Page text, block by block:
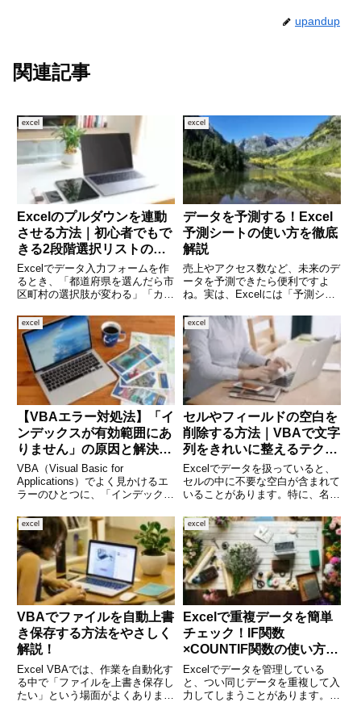
upandup
関連記事
excel
Excelのプルダウンを連動
させる方法｜初心者でもで
きる2段階選択リストの作
り方
Excelでデータ入力フォームを作
るとき、「都道府県を選んだら市
区町村の選択肢が変わる」「カテ
など、選択肢が自動で切り替わわ
る“連動プルダウン”があると非常
に便利です。入力ミスも減り、作
業効率が大幅にアップしま
excel
データを予測する！Excel
予測シートの使い方を徹底
解説
売上やアクセス数など、未来のデ
ータを予測できたら便利ですよ
ね。実は、Excelには「予測シー
えば過去のデータから将来の傾向
をグラフ付きで簡単に予測できま
す。しかも数クリックで実行でき
るため、専門的な知識がなくて
excel
【VBAエラー対処法】「イ
ンデックスが有効範囲にあ
りません」の原因と解決策
を徹底解説
VBA（Visual Basic for
Applications）でよく見かけるエ
ラーのひとつに、「インデックス
ものがあります。初心者だけでな
く、経験者でもうっかりこのエラ
ーに遭遇することがあります。こ
のエラ
excel
セルやフィールドの空白を
削除する方法｜VBAで文字
列をきれいに整えるテクニ
ック
Excelでデータを扱っていると、
セルの中に不要な空白が含まれて
いることがあります。特に、名前
スペースがあると、データの照合
や検索、印刷に支障が出ること
も。そこで便利なのが、
VBA（Visual Basic f
excel
VBAでファイルを自動上書
き保存する方法をやさしく
解説！
Excel VBAでは、作業を自動化す
る中で「ファイルを上書き保存し
たい」という場面がよくありま
excel
Excelで重複データを簡単
チェック！IF関数
×COUNTIF関数の使い方を
徹底解説
Excelでデータを管理している
と、つい同じデータを重複して入
力してしまうことがあります。大